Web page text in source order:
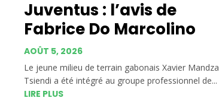
Juventus : l’avis de
Fabrice Do Marcolino
AOÛT 5, 2026
Le jeune milieu de terrain gabonais Xavier Mandza
Tsiendi a été intégré au groupe professionnel de...
LIRE PLUS